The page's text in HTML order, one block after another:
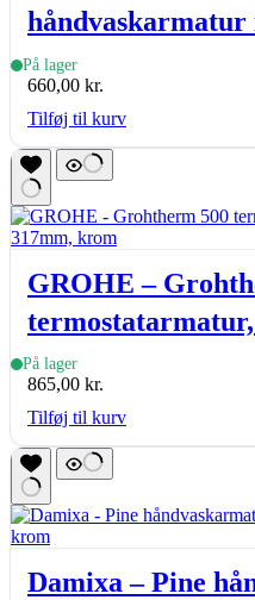
håndvaskarmatur
og medium tud,
På lager
660,00 kr.
Tilføj til kurv
GROHE –
317mm, krom
På lager
865,00 kr.
Tilføj til kurv
Damixa – Pine